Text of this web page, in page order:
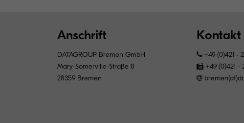
Anschrift
DATAGROUP Bremen GmbH
Mary-Somerville-Straße 8
28359 Bremen
Kontakt
+49 (0)421 -
+49 (0)421 -